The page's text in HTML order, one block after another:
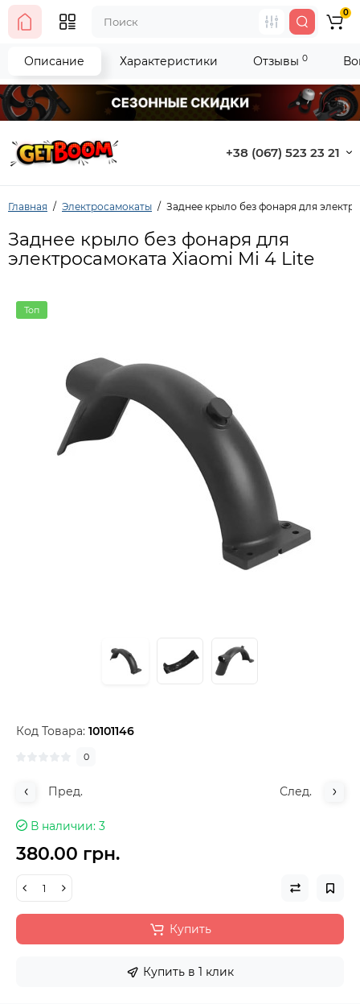
+38 (067) 523 23 21
0
Главная Электросамокаты Заднее крыло без фонаря для
Заднее крыло без фонаря для
электросамоката Xiaomi Mi 4 Lite
Топ
Код Товара: 10101146
0
Пред. След.
В наличии 3
380.00 грн.
Купить
Купить в 1 клик
Описание Характеристики Отзывы 0